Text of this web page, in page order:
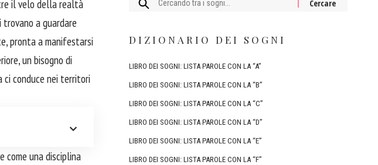
il velo della realtà
a guardare
pronta a manifestarsi
un bisogno di
ci conduce nei territori
come una disciplina
Cercare:
DIZIONARIO DEI SOGNI
LIBRO DEI SOGNI: LISTA PAROLE CON LA “A”
LIBRO DEI SOGNI: LISTA PAROLE CON LA “B”
LIBRO DEI SOGNI: LISTA PAROLE CON LA “C”
LIBRO DEI SOGNI: LISTA PAROLE CON LA “D”
LIBRO DEI SOGNI: LISTA PAROLE CON LA “E”
LIBRO DEI SOGNI: LISTA PAROLE CON LA “F”